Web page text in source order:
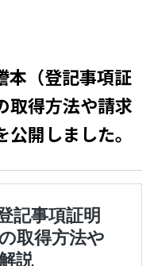
本（登記事項証
取得方法や請求
開しました。